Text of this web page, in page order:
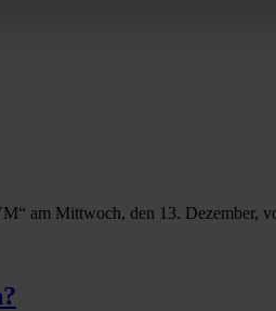
am Mittwoch, den 13. Dezember,